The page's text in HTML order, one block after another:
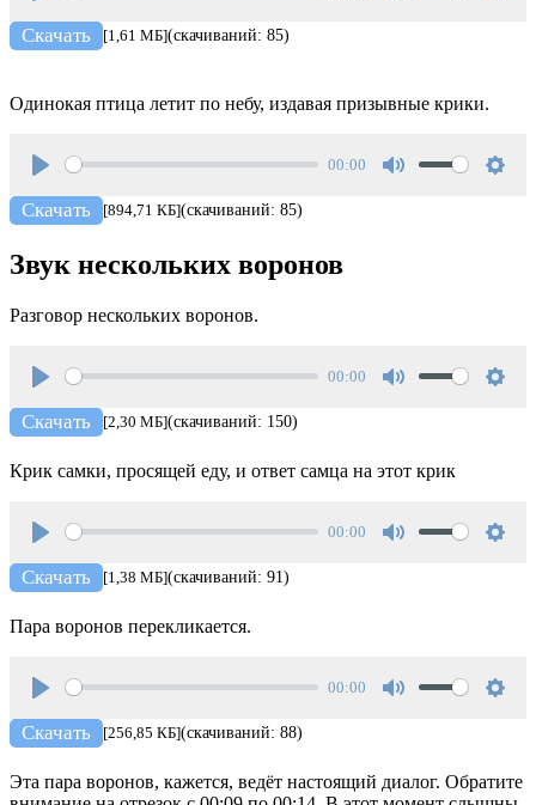
Play
Скачать [1,61 МБ](скачиваний: 85)
Одинокая птица летит по небу, издавая призывные крики.
Play
00:00
Скачать [894,71 КБ](скачиваний: 85)
Звук нескольких воронов
Разговор нескольких воронов.
Play
00:00
Скачать [2,30 МБ](скачиваний: 150)
Крик самки, просящей еду, и ответ самца на этот крик
Play
00:00
Скачать [1,38 МБ](скачиваний: 91)
Пара воронов перекликается.
Play
00:00
Скачать [256,85 КБ](скачиваний: 88)
Эта пара воронов, кажется, ведёт настоящий диалог. Обратите